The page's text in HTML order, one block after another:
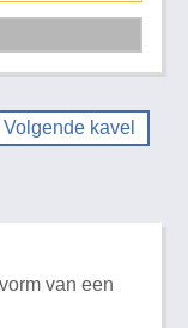
Volgende kavel
van een